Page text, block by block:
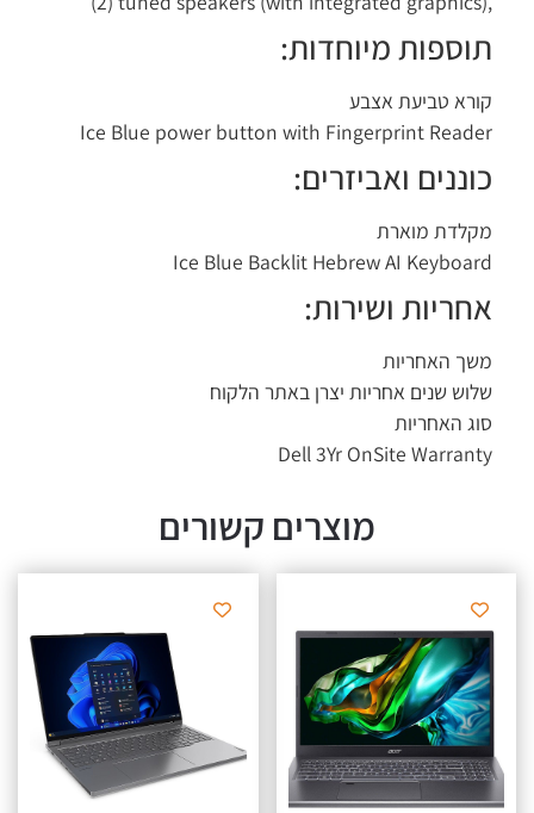
מיוחדות:
טביעת אצבע
Ice Blue power button with Fingerprint
ואביזרים:
מוארת
Ice Blue Backlit Hebrew AI
ושירות:
האחריות
שנים אחריות יצרן באתר הלקוח
האחריות
Dell 3Yr OnSite
מוצרים קשורים